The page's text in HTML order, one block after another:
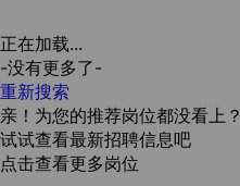
正在加载...
-没有更多了-
重新搜索
亲！为您的推荐岗位都没看上？
试试查看最新招聘信息吧
点击查看更多岗位